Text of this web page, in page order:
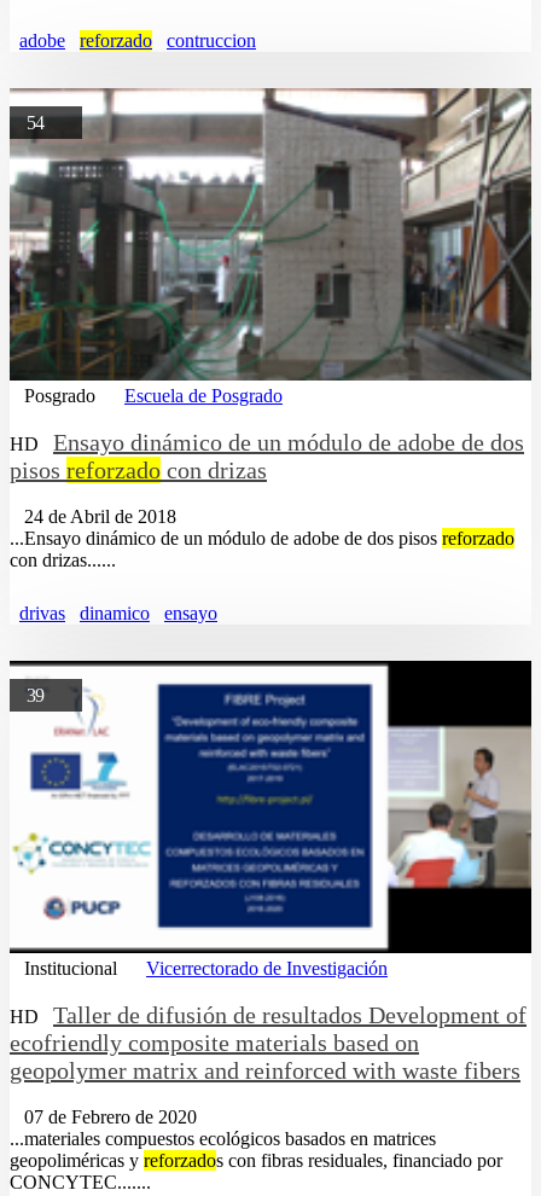
adobe reforzado contruccion
54
Posgrado Escuela de Posgrado
HD
Ensayo dinámico de un módulo de adobe de dos
pisos reforzado con drizas
24 de Abril de 2018
...Ensayo dinámico de un módulo de adobe de dos pisos reforzado
con drizas......
drivas dinamico ensayo
39
Institucional Vicerrectorado de Investigación
HD
Taller de difusión de resultados Development of
ecofriendly composite materials based on
geopolymer matrix and reinforced with waste fibers
07 de Febrero de 2020
...materiales compuestos ecológicos basados en matrices
geopoliméricas y reforzados con fibras residuales, financiado por
CONCYTEC.......